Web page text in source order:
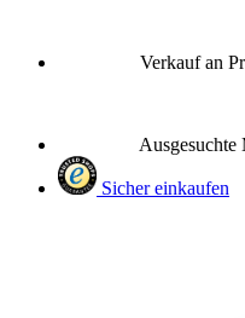
Verkauf an
Ausgesuchte
Sicher einkaufen